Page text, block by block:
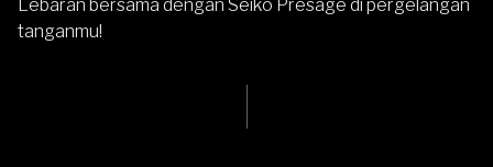
Lebaran bersama dengan Seiko Presage di pergelangan
tanganmu!